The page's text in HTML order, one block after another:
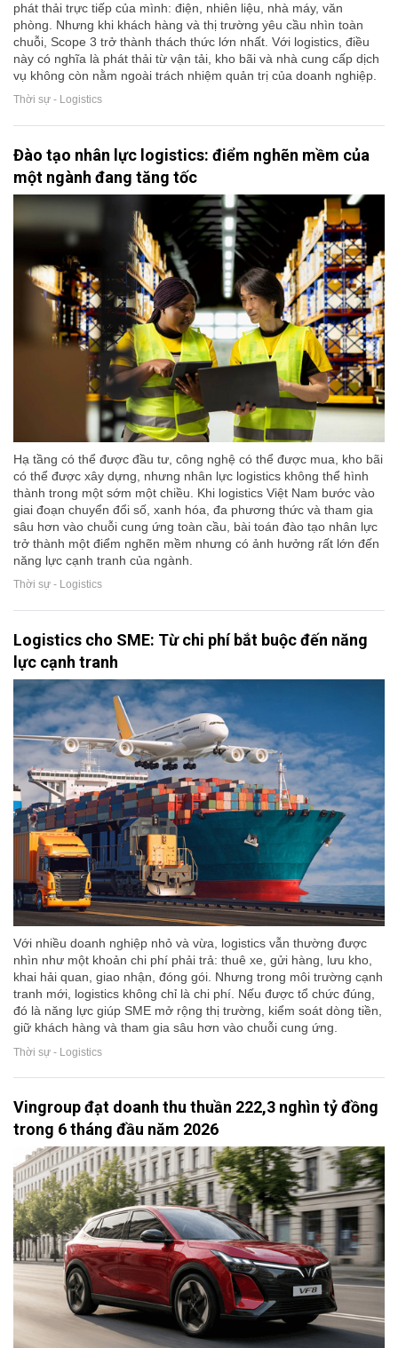
phát thải trực tiếp của mình: điện, nhiên liệu, nhà máy, văn
phòng. Nhưng khi khách hàng và thị trường yêu cầu nhìn toàn
chuỗi, Scope 3 trở thành thách thức lớn nhất. Với logistics, điều
này có nghĩa là phát thải từ vận tải, kho bãi và nhà cung cấp dịch
vụ không còn nằm ngoài trách nhiệm quản trị của doanh nghiệp.
Thời sự - Logistics
Đào tạo nhân lực logistics: điểm nghẽn mềm của
một ngành đang tăng tốc
Hạ tầng có thể được đầu tư, công nghệ có thể được mua, kho bãi
có thể được xây dựng, nhưng nhân lực logistics không thể hình
thành trong một sớm một chiều. Khi logistics Việt Nam bước vào
giai đoạn chuyển đổi số, xanh hóa, đa phương thức và tham gia
sâu hơn vào chuỗi cung ứng toàn cầu, bài toán đào tạo nhân lực
trở thành một điểm nghẽn mềm nhưng có ảnh hưởng rất lớn đến
năng lực cạnh tranh của ngành.
Thời sự - Logistics
Logistics cho SME: Từ chi phí bắt buộc đến năng
lực cạnh tranh
Với nhiều doanh nghiệp nhỏ và vừa, logistics vẫn thường được
nhìn như một khoản chi phí phải trả: thuê xe, gửi hàng, lưu kho,
khai hải quan, giao nhận, đóng gói. Nhưng trong môi trường cạnh
tranh mới, logistics không chỉ là chi phí. Nếu được tổ chức đúng,
đó là năng lực giúp SME mở rộng thị trường, kiểm soát dòng tiền,
giữ khách hàng và tham gia sâu hơn vào chuỗi cung ứng.
Thời sự - Logistics
Vingroup đạt doanh thu thuần 222,3 nghìn tỷ đồng
trong 6 tháng đầu năm 2026